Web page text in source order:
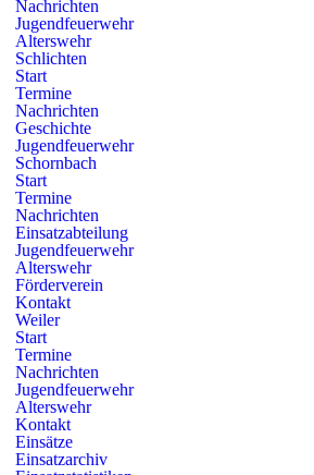
Nachrichten
Jugendfeuerwehr
Alterswehr
Schlichten
Start
Termine
Nachrichten
Geschichte
Jugendfeuerwehr
Schornbach
Start
Termine
Nachrichten
Einsatzabteilung
Jugendfeuerwehr
Alterswehr
Förderverein
Kontakt
Weiler
Start
Termine
Nachrichten
Jugendfeuerwehr
Alterswehr
Kontakt
Einsätze
Einsatzarchiv
Jugendfeuerwehr Gruppe 1
/ Ausschuss / Sitzung
Jugendfeuerwehr Gruppe 2
mit Radenthein in Radenthein